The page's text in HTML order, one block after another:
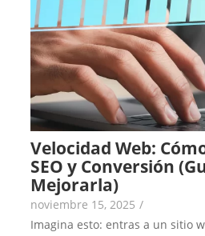
Velocidad Web:
SEO y Conversión
Mejorarla)
noviembre 15, 2025 /
Imagina esto: entras a un sitio